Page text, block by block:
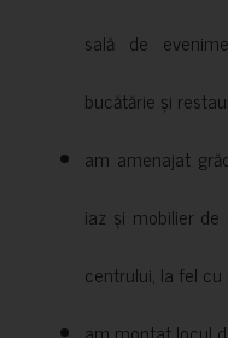
sală de
bucătărie și
am amenajat
iaz și mobilier de
centrului, la fel